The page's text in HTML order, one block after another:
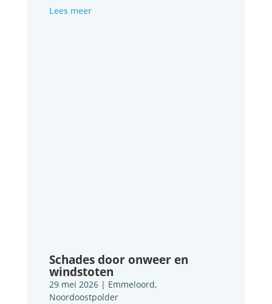
Lees meer
Schades door onweer en
windstoten
29 mei 2026| Emmeloord,
Noordoostpolder